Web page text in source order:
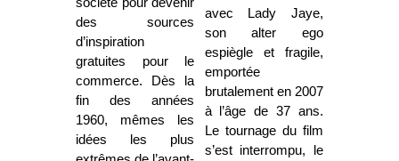
société pour devenir
des sources
d’inspiration
gratuites pour le
commerce. Dès la
fin des années
1960, mêmes les
idées les plus
avec Lady Jaye,
son alter ego
espiègle et fragile,
emportée
brutalement en 2007
à l’âge de 37 ans.
Le tournage du film
s’est interrompu, le